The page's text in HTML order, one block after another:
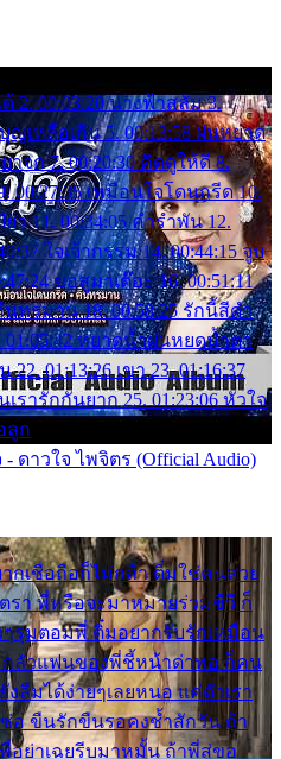
2. 00:03:20 นางฟ้าสลัม 3.
ญเหลือเกิน 5. 00:13:58 ฝนหยาด
าจก 7. 00:20:30 คิดดูให้ดี 8.
00:27:35 เหมือนใจโดนกรีด 10.
ว 11. 00:34:05 คำรำพัน 12.
ใจเจ้ากรรม 14. 00:44:15 จูบ
ขอสูมาเต๊อะ 16. 00:51:11
นทรมาน 18. 00:58:25 รักนี้สีดำ
01:05:42 หยาดน้ำฝนหยดน้ำตา
22. 01:13:26 เขา 23. 01:16:37
รารักกันยาก 25. 01:23:06 หัวใจ
ลูก
- ดาวใจ ไพจิตร (Official Audio)
กเชื่อถือก็ไม่กล้า ติ๋มใช่คนสวย
รา พี่หรือจะมาหมายร่วมชีวี ก็
รุมตอมพี่ ติ๋มอยากรับรักเหมือน
ลัวแฟนของพี่ชี้หน้าด่าทอ ก็คน
ลืมได้ง่ายๆเลยหนอ แค่ตัวเรา
อ ขืนรักขืนรอคงช้ำสักวัน ถ้า
อย่าเฉยรีบมาหมั้น ถ้าพี่สู่ขอ